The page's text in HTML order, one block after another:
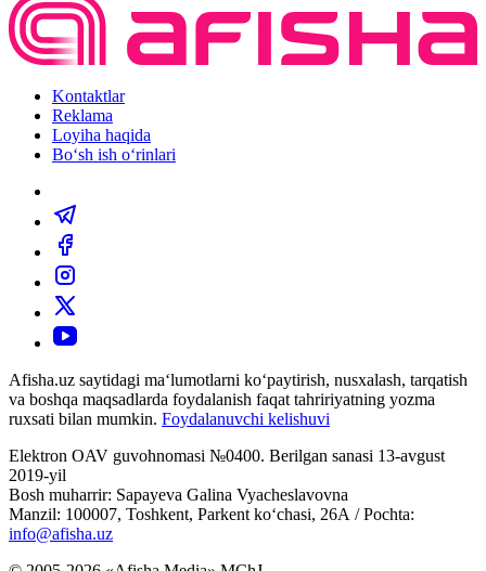
Kontaktlar
Reklama
Loyiha haqida
Bo‘sh ish o‘rinlari
Afisha.uz saytidagi ma‘lumotlarni ko‘paytirish, nusxalash, tarqatish
va boshqa maqsadlarda foydalanish faqat tahririyatning yozma
ruxsati bilan mumkin. Foydalanuvchi kelishuvi
Elektron OAV guvohnomasi №0400. Berilgan sanasi 13-avgust
2019-yil
Bosh muharrir: Sapayeva Galina Vyacheslavovna
Manzil: 100007, Toshkent, Parkent ko‘chasi, 26А / Pochta:
info@afisha.uz